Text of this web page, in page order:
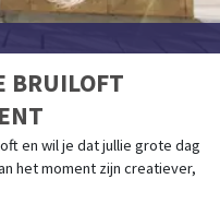
BRUILOFT
en wil je dat jullie grote dag
het moment zijn creatiever,